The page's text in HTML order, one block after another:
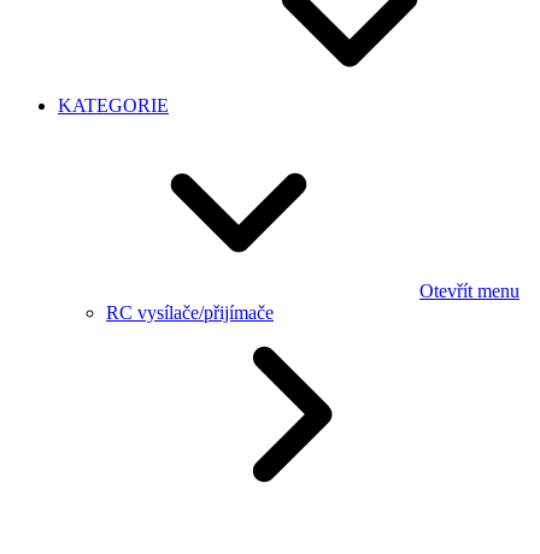
KATEGORIE
Otevřít menu
RC vysílače/přijímače